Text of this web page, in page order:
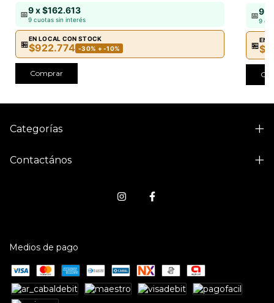
📅9 x $162.613
9 cuotas sin interés
🏪
EN LOCAL CON STOCK
$922.774 -30% + -10%
Comprar
📅9 x
9
🏪
EN
Categorías
Contactános
Medios de pago